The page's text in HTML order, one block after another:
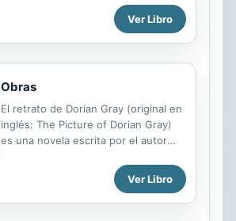
inocente, que tras observar su
retrato queda fascinado por su
propia imagen. Cuando le aconsejan
que aproveche al máximo esos
tiempo y de que tarde o temprano
estos se perderán. A partir ese
momento, su actitud cambiará y se
volverá hedonista, corrupto y cruel.
rostro, pero sí en el retrato que
guardará a buen recaudo para que
su secreto no se descubra.
Ver Libro
Obras
El retrato de Dorian Gray (original en
inglés: The Picture of Dorian Gray)
es una novela escrita por el autor
Lippincott's Monthly Magazine el 20
de junio de 1890. Posteriormente,
Wilde revisaría la obra, haría varias
Ver Libro